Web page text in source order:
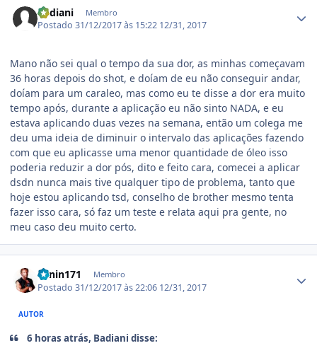
Badiani Membro
Postado31/12/2017 às 15:22 12/31, 2017
Mano não sei qual o tempo da sua dor, as minhas começavam
36 horas depois do shot, e doíam de eu não conseguir andar,
doíam para um caraleo, mas como eu te disse a dor era muito
tempo após, durante a aplicação eu não sinto NADA, e eu
estava aplicando duas vezes na semana, então um colega me
deu uma ideia de diminuir o intervalo das aplicações fazendo
com que eu aplicasse uma menor quantidade de óleo isso
poderia reduzir a dor pós, dito e feito cara, comecei a aplicar
dsdn nunca mais tive qualquer tipo de problema, tanto que
hoje estou aplicando tsd, conselho de brother mesmo tenta
fazer isso cara, só faz um teste e relata aqui pra gente, no
meu caso deu muito certo.
Lenin171 Membro
Postado31/12/2017 às 22:06 12/31, 2017
AUTOR
6 horas atrás, Badiani disse: